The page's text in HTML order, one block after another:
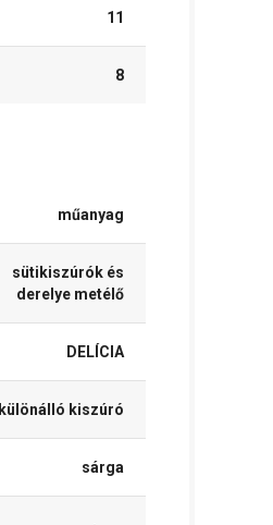
11
8
műanyag
sütikiszúrók és
derelye metélő
DELÍCIA
különálló kiszúró
sárga